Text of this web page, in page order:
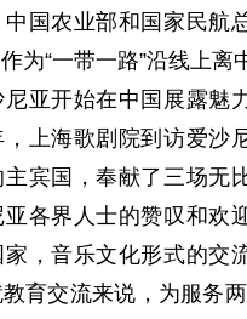
国农业部和国家民航
为“一带一路”沿线上离
亚开始在中国展露魅
上海歌剧院到访爱沙
宾国，奉献了三场无
各界人士的赞叹和欢
，音乐文化形式的交
育交流来说，为服务